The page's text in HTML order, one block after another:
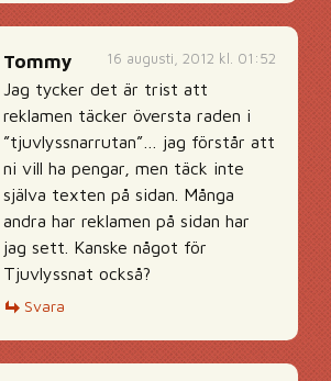
16 augusti, 2012 kl. 01:52
Tommy
Jag tycker det är trist att
reklamen täcker översta raden i
”tjuvlyssnarrutan”… jag förstår att
ni vill ha pengar, men täck inte
själva texten på sidan. Många
andra har reklamen på sidan har
jag sett. Kanske något för
Tjuvlyssnat också?
Svara